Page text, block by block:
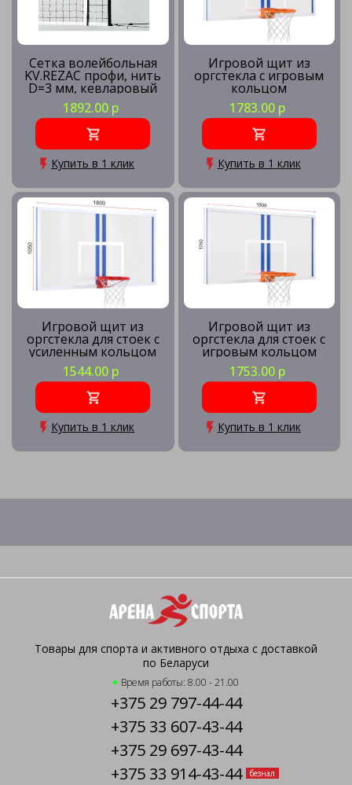
Сетка волейбольная
KV.REZAC профи, нить
D=3 мм, кевларовый
трос
1892.00 р
Купить в 1 клик
Игровой щит из
оргстекла с игровым
кольцом
1783.00 р
Купить в 1 клик
Игровой щит из
оргстекла для стоек с
усиленным кольцом
1544.00 р
Купить в 1 клик
Игровой щит из
оргстекла для стоек с
игровым кольцом
1753.00 р
Купить в 1 клик
Товары для спорта и активного отдыха с доставкой
по Беларуси
Время работы: 8.00 - 21.00
+375 29 797-44-44
+375 33 607-43-44
+375 29 697-43-44
+375 33 914-43-44
безнал